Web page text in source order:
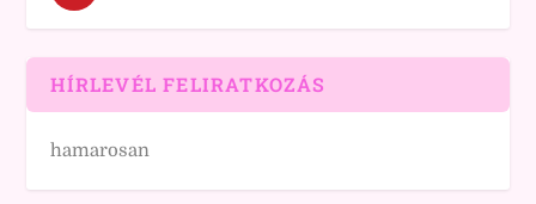
HÍRLEVÉL FELIRATKOZÁS
hamarosan